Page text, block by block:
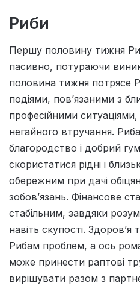
Риби
Першу половину тижня
пасивно, потураючи
половина тижня потрясе
подіями, пов’язаними з
професійними
негайного втручання.
благородство і добрий
скористатися рідні і
обережним при дачі
зобов’язань. Фінансове
стабільним, завдяки
навіть скупості.
Рибам проблем, а ось
може принести раптові
вирішувати разом з